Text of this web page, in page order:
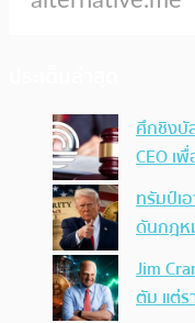
ศึกชิงบั
CEO เ
ทรัมป์เ
ดันกฎห
Jim
ตัม แต่